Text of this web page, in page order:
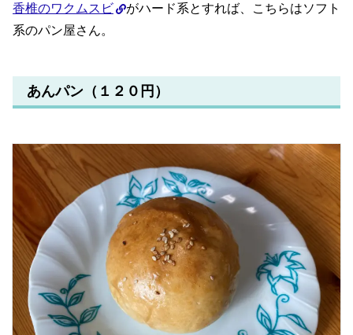
香椎のワクムスビ
がハード系とすれば、こちらはソフト
系のパン屋さん。
あんパン（１２０円）